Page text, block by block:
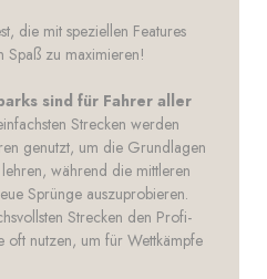
die mit speziellen Features
Spaß zu maximieren!
sind für Fahrer aller
Strecken werden
genutzt, um die Grundlagen
während die mittleren
Sprünge auszuprobieren.
Strecken den Profi-
oft nutzen, um für Wettkämpfe